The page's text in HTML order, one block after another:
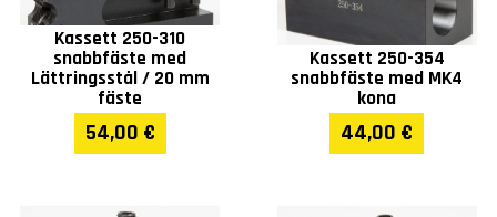
Kassett 250-310
snabbfäste med
Lättringsstål / 20 mm
fäste
54,00 €
Kassett 250-354
snabbfäste med MK4
kona
44,00 €